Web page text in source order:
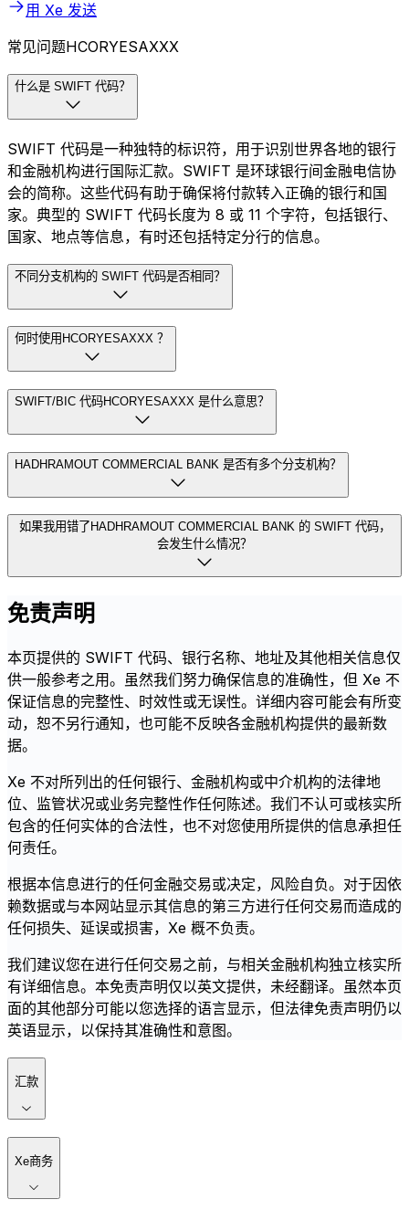
用 Xe 发送
常见问题HCORYESAXXX
什么是 SWIFT 代码？
SWIFT 代码是一种独特的标识符，用于识别世界各地的银行
和金融机构进行国际汇款。SWIFT 是环球银行间金融电信协
会的简称。这些代码有助于确保将付款转入正确的银行和国
家。典型的 SWIFT 代码长度为 8 或 11 个字符，包括银行、
国家、地点等信息，有时还包括特定分行的信息。
不同分支机构的 SWIFT 代码是否相同？
何时使用HCORYESAXXX ？
SWIFT/BIC 代码HCORYESAXXX 是什么意思？
HADHRAMOUT COMMERCIAL BANK 是否有多个分支机构？
如果我用错了HADHRAMOUT COMMERCIAL BANK 的 SWIFT 代码，
会发生什么情况？
免责声明
本页提供的 SWIFT 代码、银行名称、地址及其他相关信息仅
供一般参考之用。虽然我们努力确保信息的准确性，但 Xe 不
保证信息的完整性、时效性或无误性。详细内容可能会有所变
动，恕不另行通知，也可能不反映各金融机构提供的最新数
据。
Xe 不对所列出的任何银行、金融机构或中介机构的法律地
位、监管状况或业务完整性作任何陈述。我们不认可或核实所
包含的任何实体的合法性，也不对您使用所提供的信息承担任
何责任。
根据本信息进行的任何金融交易或决定，风险自负。对于因依
赖数据或与本网站显示其信息的第三方进行任何交易而造成的
任何损失、延误或损害，Xe 概不负责。
我们建议您在进行任何交易之前，与相关金融机构独立核实所
有详细信息。本免责声明仅以英文提供，未经翻译。虽然本页
面的其他部分可能以您选择的语言显示，但法律免责声明仍以
英语显示，以保持其准确性和意图。
汇款
Xe商务